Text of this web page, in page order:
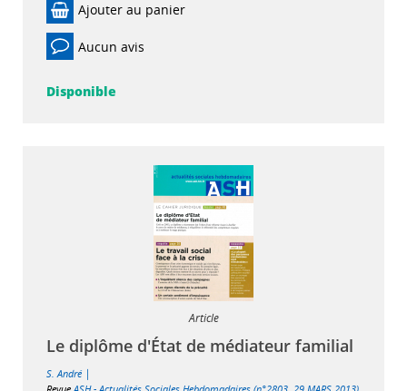
Ajouter au panier
Aucun avis
Disponible
Article
Le diplôme d'État de médiateur familial
S. André |